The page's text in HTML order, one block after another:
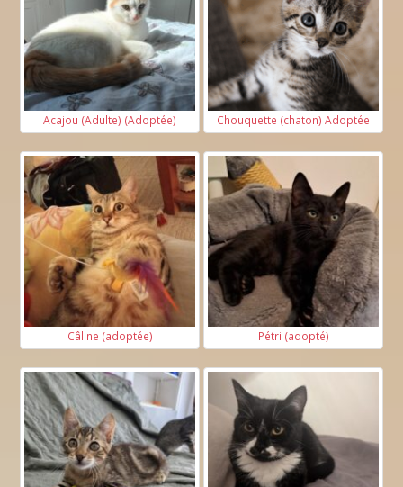
Acajou (Adulte) (Adoptée) Chouquette (chaton) Adoptée
Câline (adoptée) Pétri (adopté)